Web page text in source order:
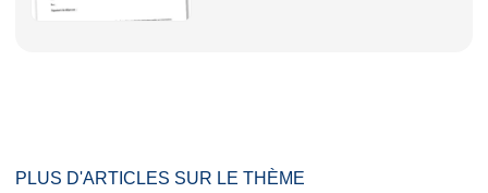
PLUS D'ARTICLES SUR LE THÈME